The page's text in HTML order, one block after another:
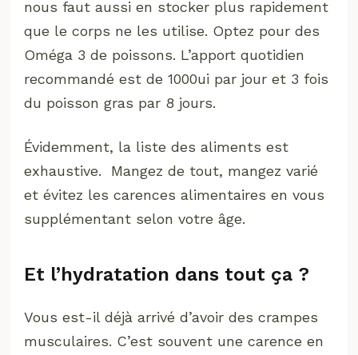
nous faut aussi en stocker plus rapidement
que le corps ne les utilise. Optez pour des
Oméga 3 de poissons. L’apport quotidien
recommandé est de 1000ui par jour et 3 fois
du poisson gras par 8 jours.
Évidemment, la liste des aliments est
exhaustive. Mangez de tout, mangez varié
et évitez les carences alimentaires en vous
supplémentant selon votre âge.
Et l’hydratation dans tout ça ?
Vous est-il déjà arrivé d’avoir des crampes
musculaires. C’est souvent une carence en